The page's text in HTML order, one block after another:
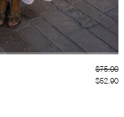
$52.90
$75.00